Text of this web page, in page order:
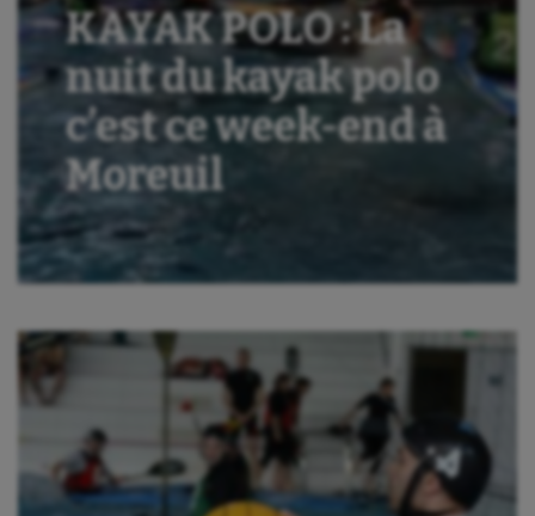
KAYAK POLO : La
nuit du kayak polo
c’est ce week-end à
Moreuil